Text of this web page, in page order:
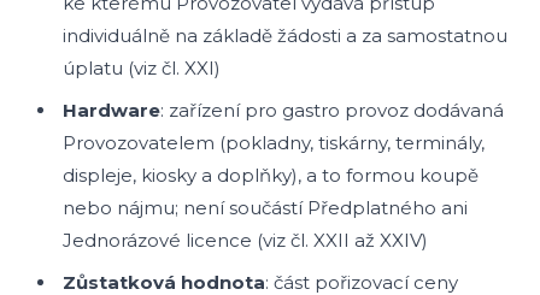
individuálně na základě žádosti a za samostatnou
úplatu (viz čl. XXI)
Hardware: zařízení pro gastro provoz dodávaná
Provozovatelem (pokladny, tiskárny, terminály,
displeje, kiosky a doplňky), a to formou koupě
nebo nájmu; není součástí Předplatného ani
Jednorázové licence (viz čl. XXII až XXIV)
Zůstatková hodnota: část pořizovací ceny